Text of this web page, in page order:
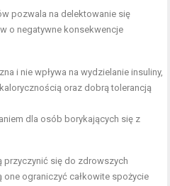
pozwala na delektowanie się
o negatywne konsekwencje
i nie wpływa na wydzielanie insuliny,
oraz dobrą tolerancją
dla osób borykających się z
przyczynić się do zdrowszych
one ograniczyć całkowite spożycie